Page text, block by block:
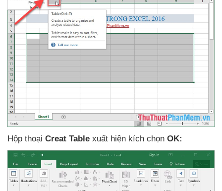
Hộp thoại Creat Table xuất hiện kích chọn OK: